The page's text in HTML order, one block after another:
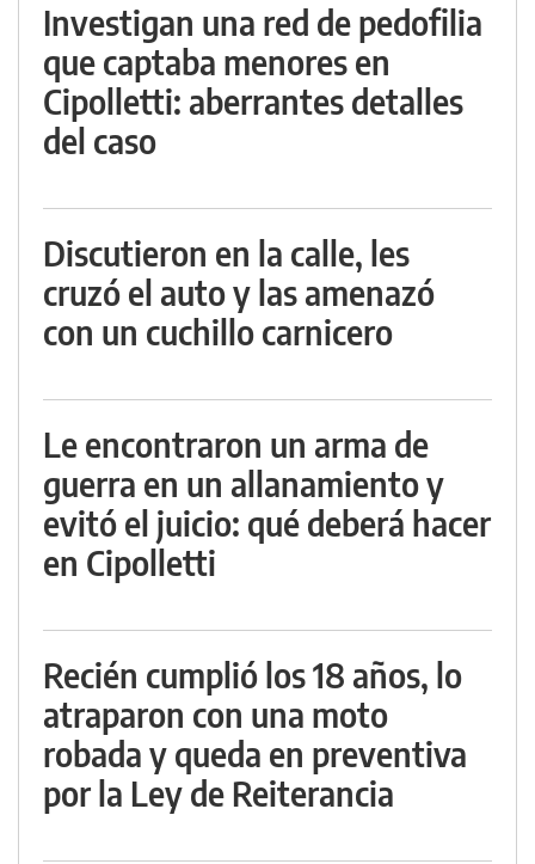
Investigan una red de pedofilia
que captaba menores en
Cipolletti: aberrantes detalles
del caso
Discutieron en la calle, les
cruzó el auto y las amenazó
con un cuchillo carnicero
Le encontraron un arma de
guerra en un allanamiento y
evitó el juicio: qué deberá hacer
en Cipolletti
Recién cumplió los 18 años, lo
atraparon con una moto
robada y queda en preventiva
por la Ley de Reiterancia